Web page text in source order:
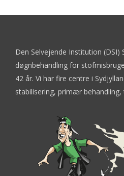
Den Selvejende Institution
døgnbehandling for
42 år. Vi har fire centre i
stabilisering, primær behandling,